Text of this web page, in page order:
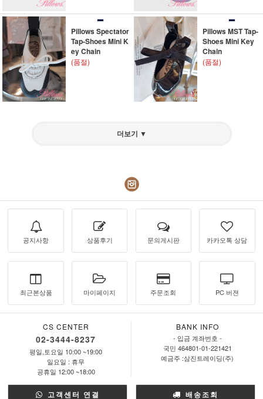
Pillows Spectator
Tap-Shoes Mini K
ey Chain
(품절)
Pillows MST Tap-
Shoes Mini Key
Chain
(품절)
더보기 ▼
공지사항 상품후기 문의게시판 카카오톡 상담
최근본상품 마이페이지 주문조회 PC 버젼
CS CENTER
02-3444-8237
평일,토요일 10:00 ~19:00
일요일 : 휴무
공휴일 12:00 ~18:00
BANK INFO
- 입금 계좌번호 -
국민 464801-01-221421
예금주 :삼진트레이딩(주)
고객센터 연결 배송조회